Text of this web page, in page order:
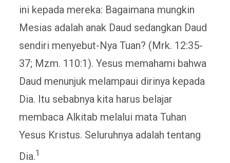
ini kepada mereka: Bagaimana mungkin
Mesias adalah anak Daud sedangkan Daud
sendiri menyebut-Nya Tuan? (Mrk. 12:35-
37; Mzm. 110:1). Yesus memahami bahwa
Daud menunjuk melampaui dirinya kepada
Dia. Itu sebabnya kita harus belajar
membaca Alkitab melalui mata Tuhan
Yesus Kristus. Seluruhnya adalah tentang
Dia.1